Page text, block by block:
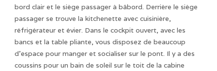
bord clair et le siège passager à bâbord. Derrière le siège
passager se trouve la kitchenette avec cuisinière,
réfrigérateur et évier. Dans le cockpit ouvert, avec les
bancs et la table pliante, vous disposez de beaucoup
d'espace pour manger et socialiser sur le pont. Il y a des
coussins pour un bain de soleil sur le toit de la cabine